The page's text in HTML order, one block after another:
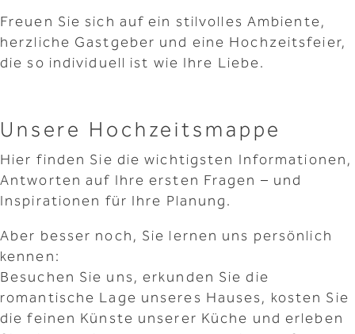
Freuen Sie sich auf ein stilvolles Ambiente,
herzliche Gastgeber und eine Hochzeitsfeier,
die so individuell ist wie Ihre Liebe.
Unsere Hochzeitsmappe
Hier finden Sie die wichtigsten Informationen,
Antworten auf Ihre ersten Fragen – und
Inspirationen für Ihre Planung.
Aber besser noch, Sie lernen uns persönlich
kennen:
Besuchen Sie uns, erkunden Sie die
romantische Lage unseres Hauses, kosten Sie
die feinen Künste unserer Küche und erleben